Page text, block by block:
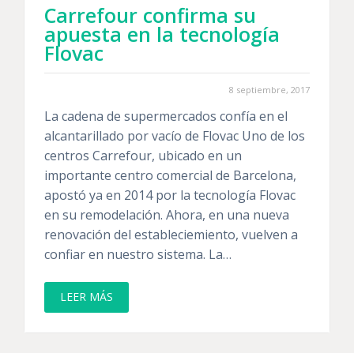
Carrefour confirma su
apuesta en la tecnología
Flovac
8 septiembre, 2017
La cadena de supermercados confía en el
alcantarillado por vacío de Flovac Uno de los
centros Carrefour, ubicado en un
importante centro comercial de Barcelona,
apostó ya en 2014 por la tecnología Flovac
en su remodelación. Ahora, en una nueva
renovación del estableciemiento, vuelven a
confiar en nuestro sistema. La…
LEER MÁS